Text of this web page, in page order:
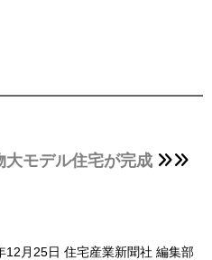
モデル住宅が完成
12月25日 住宅産業新聞社 編集部